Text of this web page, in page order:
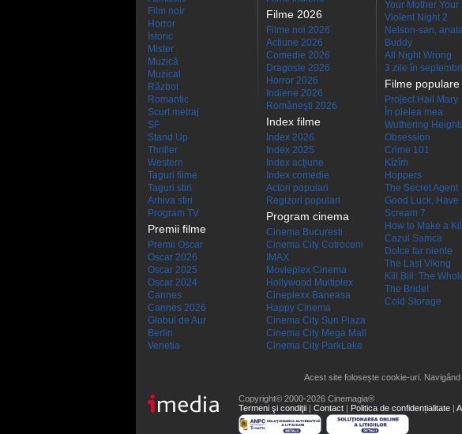
Film noir
Horror
Istoric
Mister
Muzică
Muzical
Război
Romantic
Scurt metraj
SF
Stand Up
Thriller
Western
Taguri filme
Taguri stiri
Arhiva stiri
Program TV
Premii filme
Premii Oscar
Oscar 2026
Oscar 2025
Oscar 2024
Cannes
Cannes 2026
Globul de Aur
Berlin
Venetia
Filme 2026
Filme noi 2026
Actiune 2026
Comedie 2026
Dragoste 2026
Horror 2026
Indiene 2026
Româneşti 2026
Index filme
Index 2026
Index 2025
Index acţiune
Index comedie
Actori populari
Regizori populari
Program cinema
Cinema Bucuresti
Cinema City Cotroceni
IMAX
Movieplex Cinema
Hollywood Multiplex
Cineplexx Baneasa
Happy Cinema
Cinema City Sun Plaza
Cinema City Mega Mall
Cinema City ParkLake
Your Mother Your
Violent Night 2
Nelson-san,
Buddy
All Night Wrong
3 zile în
Filme populare
Project Hail Mary
În pielea mea
Wuthering
Obsession
Crime 101
Kîzîm
Hoppers
The Secret Agent
Good Luck, Have
Scream 7
How to Make a
Cazul Samca
Dolce far niente
The Last Viking
Kill Bill: The
The Bride!
Cold Storage
Acest site folosește cookie-uri.
Copyright© 2000-2026 Cinemagia®
Termeni şi condiţii
Contact Politica de confidențialitate